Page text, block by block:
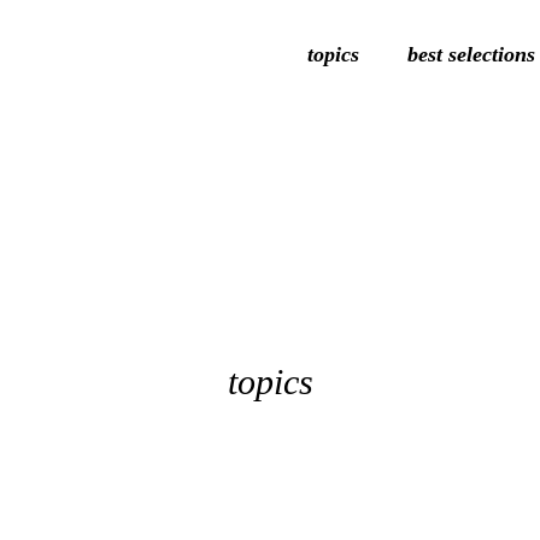
topics best selections
topics